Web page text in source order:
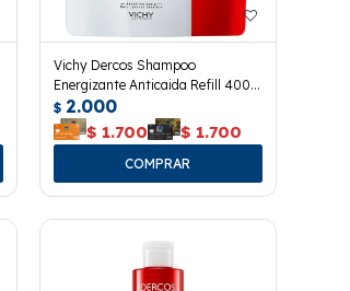
Vichy Dercos Shampoo
Energizante Anticaida Refill 400
Ml.
$ 2.000
$ 1.700 $ 1.700